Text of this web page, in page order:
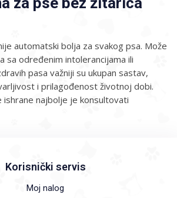
automatski bolja za svakog psa. Može
sa određenim intolerancijama ili
pasa važniji su ukupan sastav,
i prilagođenost životnoj dobi.
ishrane najbolje je konsultovati
Korisnički servis
Moj nalog